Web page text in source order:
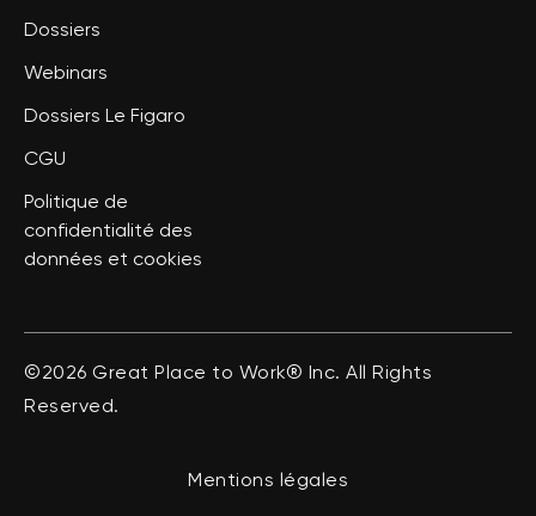
Dossiers
Webinars
Dossiers Le Figaro
CGU
Politique de
confidentialité des
données et cookies
©2026 Great Place to Work® Inc. All Rights
Reserved.
Mentions légales